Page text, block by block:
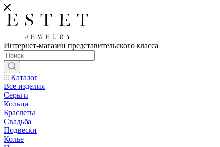
Интернет-магазин представительского класса
Каталог
Все изделия
Серьги
Кольца
Браслеты
Свадьба
Подвески
Колье